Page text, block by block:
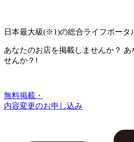
日本最大級(※1)の総合ライフポータ
あなたのお店を掲載しませんか？ あ
せんか？!
無料掲載・
内容変更のお申し込み